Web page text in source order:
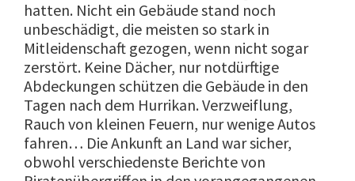
hatten. Nicht ein Gebäude stand noch
unbeschädigt, die meisten so stark in
Mitleidenschaft gezogen, wenn nicht sogar
zerstört. Keine Dächer, nur notdürftige
Abdeckungen schützen die Gebäude in den
Tagen nach dem Hurrikan. Verzweiflung,
Rauch von kleinen Feuern, nur wenige Autos
fahren… Die Ankunft an Land war sicher,
obwohl verschiedenste Berichte von